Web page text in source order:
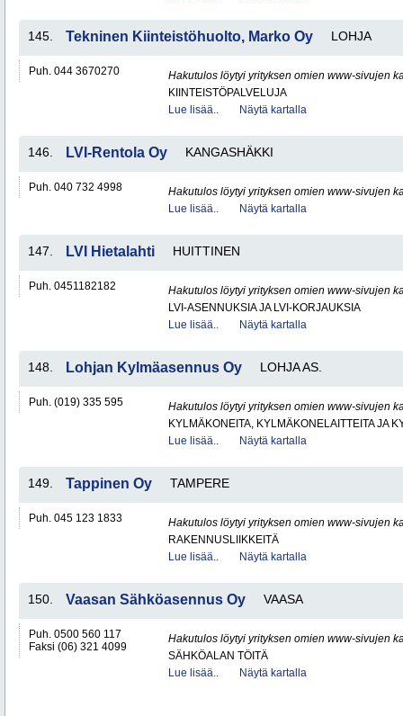
145. Tekninen Kiinteistöhuolto, Marko Oy LOHJA
Puh. 044 3670270
Hakutulos löytyi yrityksen omien www-sivujen
KIINTEISTÖPALVELUJA
Lue lisää..
Näytä kartalla
146. LVI-Rentola Oy KANGASHÄKKI
Puh. 040 732 4998
Hakutulos löytyi yrityksen omien www-sivujen
Lue lisää..
Näytä kartalla
147. LVI Hietalahti HUITTINEN
Puh. 0451182182
Hakutulos löytyi yrityksen omien www-sivujen
LVI-ASENNUKSIA JA LVI-KORJAUKSIA
Lue lisää..
Näytä kartalla
148. Lohjan Kylmäasennus Oy LOHJA AS.
Puh. (019) 335 595
Hakutulos löytyi yrityksen omien www-sivujen
KYLMÄKONEITA, KYLMÄKONELAITTEITA JA
Lue lisää..
Näytä kartalla
149. Tappinen Oy TAMPERE
Puh. 045 123 1833
Hakutulos löytyi yrityksen omien www-sivujen
RAKENNUSLIIKKEITÄ
Lue lisää..
Näytä kartalla
150. Vaasan Sähköasennus Oy VAASA
Puh. 0500 560 117
Faksi (06) 321 4099
Hakutulos löytyi yrityksen omien www-sivujen
SÄHKÖALAN TÖITÄ
Lue lisää..
Näytä kartalla